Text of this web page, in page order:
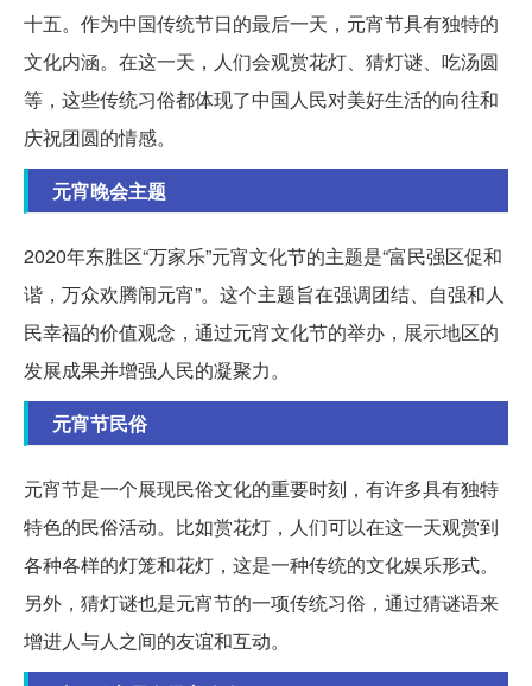
十五。作为中国传统节日的最后一天，元宵节具有独特的
文化内涵。在这一天，人们会观赏花灯、猜灯谜、吃汤圆
等，这些传统习俗都体现了中国人民对美好生活的向往和
庆祝团圆的情感。
元宵晚会主题
2020年东胜区“万家乐”元宵文化节的主题是“富民强区促和
谐，万众欢腾闹元宵”。这个主题旨在强调团结、自强和人
民幸福的价值观念，通过元宵文化节的举办，展示地区的
发展成果并增强人民的凝聚力。
元宵节民俗
元宵节是一个展现民俗文化的重要时刻，有许多具有独特
特色的民俗活动。比如赏花灯，人们可以在这一天观赏到
各种各样的灯笼和花灯，这是一种传统的文化娱乐形式。
另外，猜灯谜也是元宵节的一项传统习俗，通过猜谜语来
增进人与人之间的友谊和互动。